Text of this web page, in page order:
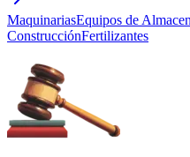
MaquinariasEquipos de
ConstrucciónFertilizantes